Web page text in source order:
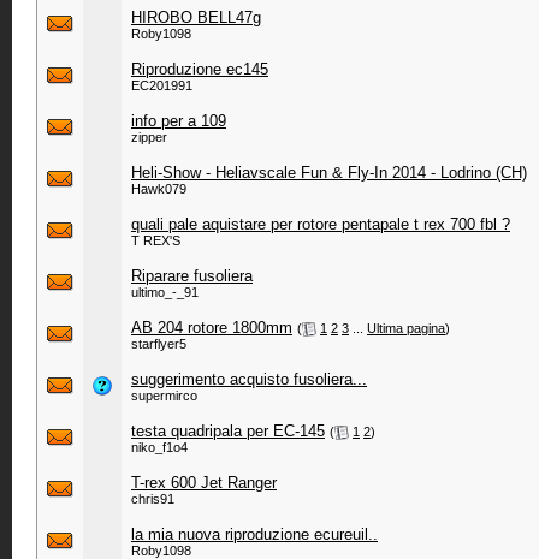
HIROBO BELL47g
Roby1098
Riproduzione ec145
EC201991
info per a 109
zipper
Heli-Show - Heliavscale Fun & Fly-In 2014 - Lodrino (CH)
Hawk079
quali pale aquistare per rotore pentapale t rex 700 fbl ?
T REX'S
Riparare fusoliera
ultimo_-_91
AB 204 rotore 1800mm ( 1 2 3 Ultima pagina)
starflyer5
suggerimento acquisto fusoliera...
supermirco
testa quadripala per EC-145 ( 1 2)
niko_f1o4
T-rex 600 Jet Ranger
chris91
la mia nuova riproduzione ecureuil..
Roby1098